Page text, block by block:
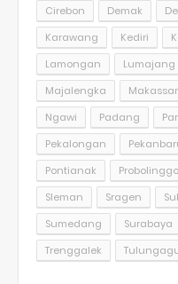
Cirebon
Demak
Karawang
Kediri
Lamongan
Lumajang
Majalengka
Makassar
Ngawi
Padang
Pekalongan
Pontianak
Probolinggo
Sleman
Sragen
Sumedang
Surabaya
Trenggalek